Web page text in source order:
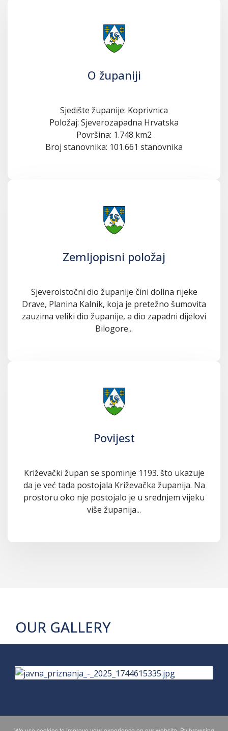
O županiji
Sjedište županije: Koprivnica
Položaj: Sjeverozapadna Hrvatska
Površina: 1.748 km2
Broj stanovnika: 101.661 stanovnika
Zemljopisni položaj
Sjeveroistočni dio županije čini dolina rijeke
Drave, Planina Kalnik, koja je pretežno šumovita
zauzima veliki dio županije, a dio zapadni dijelovi
Bilogore...
Povijest
Križevački župan se spominje 1193. što ukazuje
da je već tada postojala Križevačka županija. Na
prostoru oko nje postojalo je u srednjem vijeku
više županija...
OUR GALLERY